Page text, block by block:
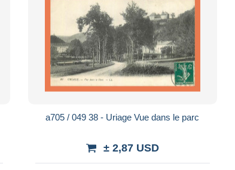
a705 / 049 38 - Uriage Vue dans le parc
± 2,87 USD